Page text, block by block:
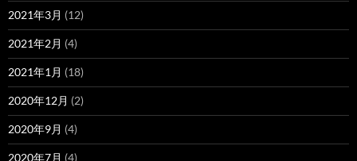
2021年3月 (12)
2021年2月 (4)
2021年1月 (18)
2020年12月 (2)
2020年9月 (4)
2020年7月 (4)